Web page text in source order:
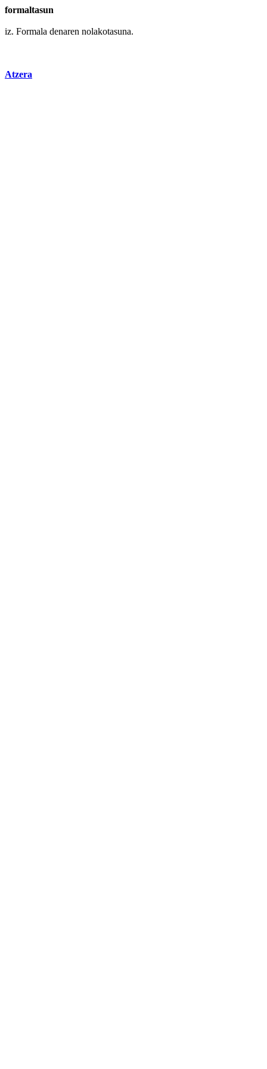
formaltasun
iz. Formala denaren nolakotasuna.
Atzera